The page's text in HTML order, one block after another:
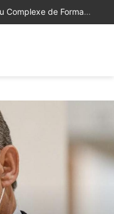
Bamako : Visite de M. Bourita au Complexe de Formation Professionnelle Mohammed VI [Vidéo]